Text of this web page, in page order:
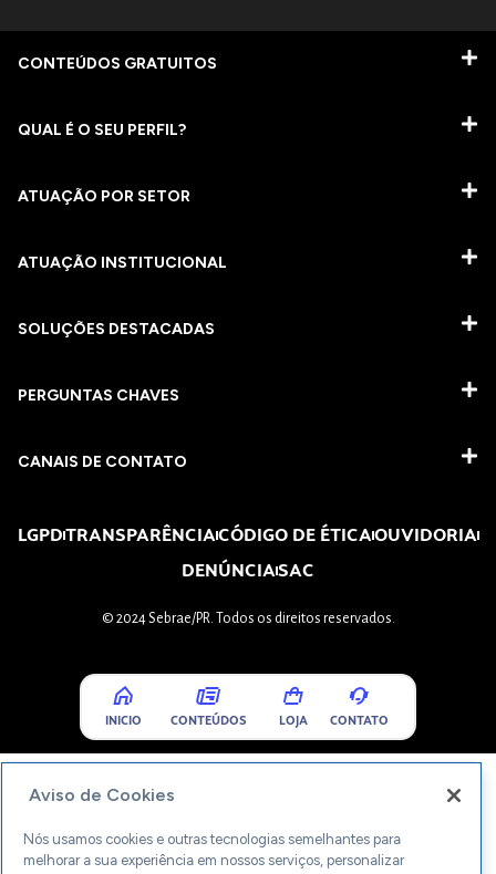
CONTEÚDOS GRATUITOS
QUAL É O SEU PERFIL?
ATUAÇÃO POR SETOR
ATUAÇÃO INSTITUCIONAL
SOLUÇÕES DESTACADAS
PERGUNTAS CHAVES​
CANAIS DE CONTATO
LGPDTRANSPARÊNCIACÓDIGO DE ÉTICAOUVIDORIA
DENÚNCIASAC
© 2024 Sebrae/PR. Todos os direitos reservados.
INICIO CONTEÚDOS LOJA CONTATO
Aviso de Cookies
Nós usamos cookies e outras tecnologias semelhantes para
melhorar a sua experiência em nossos serviços, personalizar